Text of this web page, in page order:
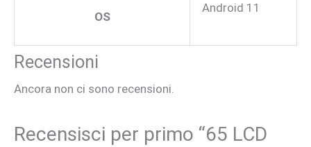
OS
Android 11
Recensioni
Ancora non ci sono recensioni.
Recensisci per primo “65 LCD